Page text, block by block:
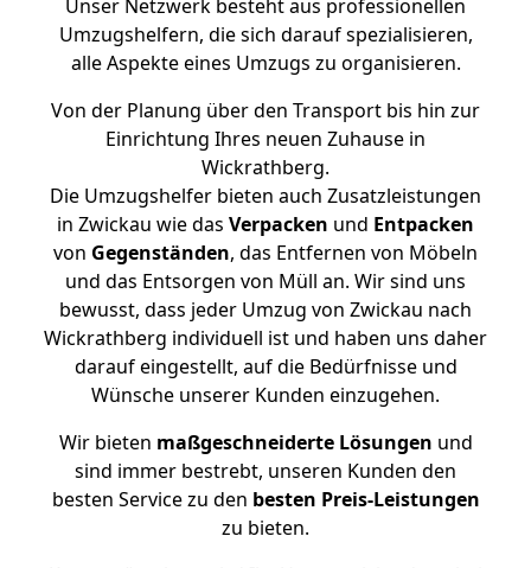
Unser Netzwerk besteht aus professionellen
Umzugshelfern, die sich darauf spezialisieren,
alle Aspekte eines Umzugs zu organisieren.
Von der Planung über den Transport bis hin zur
Einrichtung Ihres neuen Zuhause in
Wickrathberg.
Die Umzugshelfer bieten auch Zusatzleistungen
in Zwickau wie das Verpacken und Entpacken
von Gegenständen, das Entfernen von Möbeln
und das Entsorgen von Müll an. Wir sind uns
bewusst, dass jeder Umzug von Zwickau nach
Wickrathberg individuell ist und haben uns daher
darauf eingestellt, auf die Bedürfnisse und
Wünsche unserer Kunden einzugehen.
Wir bieten maßgeschneiderte Lösungen und
sind immer bestrebt, unseren Kunden den
besten Service zu den besten Preis-Leistungen
zu bieten.